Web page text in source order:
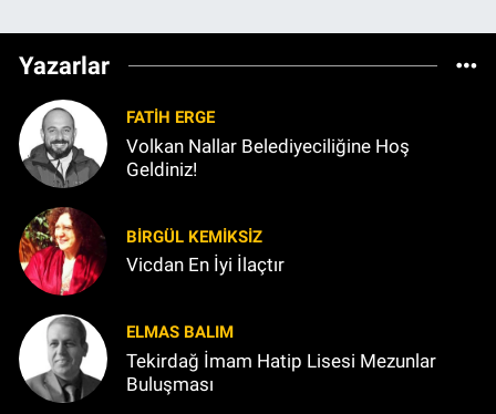
Yazarlar
FATIH ERGE
Volkan Nallar Belediyeciliğine Hoş
Geldiniz!
BIRGÜL KEMİKSİZ
Vicdan En İyi İlaçtır
ELMAS BALIM
Tekirdağ İmam Hatip Lisesi Mezunlar
Buluşması